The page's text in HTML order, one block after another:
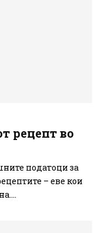
рецепт во
податоци за
– еве кои